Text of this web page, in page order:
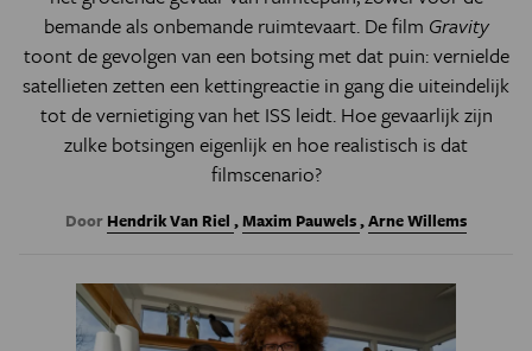
bemande als onbemande ruimtevaart. De film Gravity
toont de gevolgen van een botsing met dat puin:vernielde
satellieten zetten een kettingreactie in gang die uiteindelijk
tot de vernietiging van het ISS leidt. Hoe gevaarlijk zijn
zulke botsingen eigenlijk en hoe realistisch is dat
filmscenario?
Door Hendrik Van Riel ,Maxim Pauwels,Arne Willems